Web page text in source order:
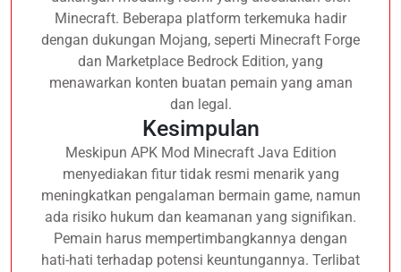
Minecraft. Beberapa platform terkemuka hadir
dengan dukungan Mojang, seperti Minecraft Forge
dan Marketplace Bedrock Edition, yang
menawarkan konten buatan pemain yang aman
dan legal.
Kesimpulan
Meskipun APK Mod Minecraft Java Edition
menyediakan fitur tidak resmi menarik yang
meningkatkan pengalaman bermain game, namun
ada risiko hukum dan keamanan yang signifikan.
Pemain harus mempertimbangkannya dengan
hati-hati terhadap potensi keuntungannya. Terlibat